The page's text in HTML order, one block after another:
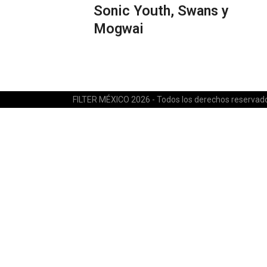
Sonic Youth, Swans y
Mogwai
FILTER MÉXICO 2026 - Todos los derechos